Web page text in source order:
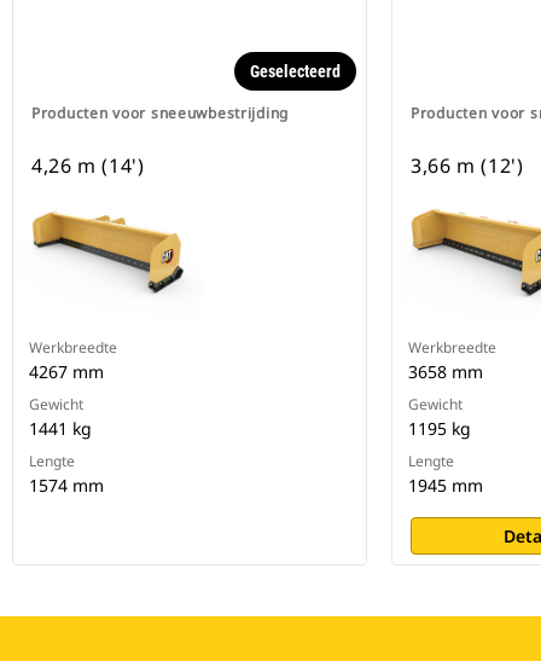
Producten voor sneeuwbestrijding
Geselecteerd
4,26 m (14')
Werkbreedte
4267 mm
Gewicht
1441 kg
Lengte
1574 mm
Producten voor
3,66 m (12')
Werkbreedte
3658 mm
Gewicht
1195 kg
Lengte
1945 mm